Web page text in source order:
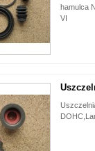
hamulca
VI